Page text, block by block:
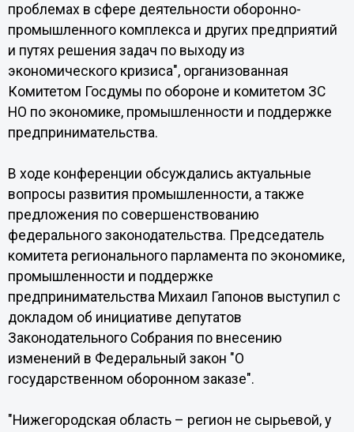
проблемах в сфере деятельности оборонно-
промышленного комплекса и других предприятий
и путях решения задач по выходу из
экономического кризиса", организованная
Комитетом Госдумы по обороне и комитетом ЗС
НО по экономике, промышленности и поддержке
предпринимательства.
В ходе конференции обсуждались актуальные
вопросы развития промышленности, а также
предложения по совершенствованию
федерального законодательства. Председатель
комитета регионального парламента по экономике,
промышленности и поддержке
предпринимательства Михаил Гапонов выступил с
докладом об инициативе депутатов
Законодательного Собрания по внесению
изменений в Федеральный закон "О
государственном оборонном заказе".
"Нижегородская область – регион не сырьевой, у